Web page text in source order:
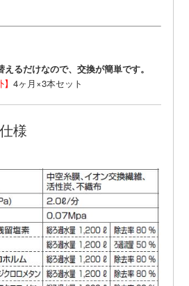
るだけなので、交換が簡単です。
4ヶ月×3本セット
様